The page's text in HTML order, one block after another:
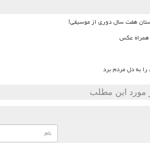
هفت سال دوری از موسیقی!
همراه عکس
به دل مردم برد
مورد این مطلب